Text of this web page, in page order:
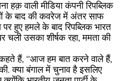
हक़ वाली मीडिया कंपनी रिपब्लिक
के बाद की कवरेज में अंतर साफ
हुए हमले के बाद रिपब्लिक भारत
चली उसका शीर्षक रहा, ममता की
हैं, ‘‘आज हम बात करने वाले हैं,
क्या बंगाल में चुनाव है इसलिए